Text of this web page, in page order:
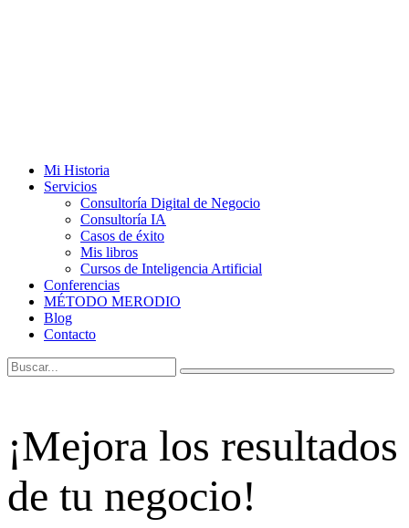
Mi Historia
Servicios
Consultoría Digital de Negocio
Consultoría IA
Casos de éxito
Mis libros
Cursos de Inteligencia Artificial
Conferencias
MÉTODO MERODIO
Blog
Contacto
¡Mejora los resultados
de tu negocio!